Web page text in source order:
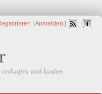
Anmelden ]
und kaufen.